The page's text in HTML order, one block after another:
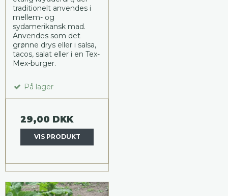
traditionelt anvendes i
mellem- og
sydamerikansk mad.
Anvendes som det
grønne drys eller i salsa,
tacos, salat eller i en Tex-
Mex-burger.
På lager
29,00 DKK
VIS PRODUKT